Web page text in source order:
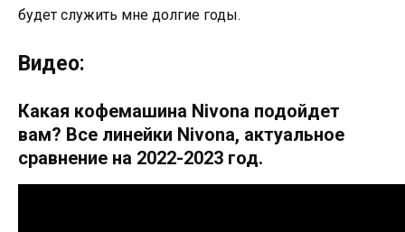
будет служить мне долгие годы.
Видео:
Какая кофемашина Nivona подойдет
вам? Все линейки Nivona, актуальное
сравнение на 2022-2023 год.